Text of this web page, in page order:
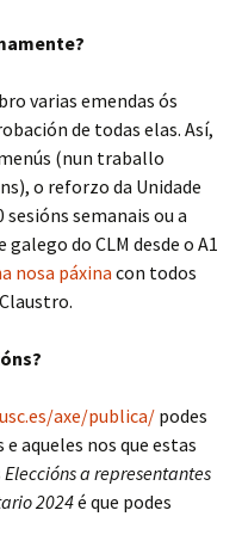
varias emendas ós
de todas elas. Así,
(nun traballo
o reforzo da Unidade
sesións semanais ou a
do CLM desde o A1
nosa páxina con todos
axe/publica/ podes
aqueles nos que estas
Eleccións a representantes
2024é que podes